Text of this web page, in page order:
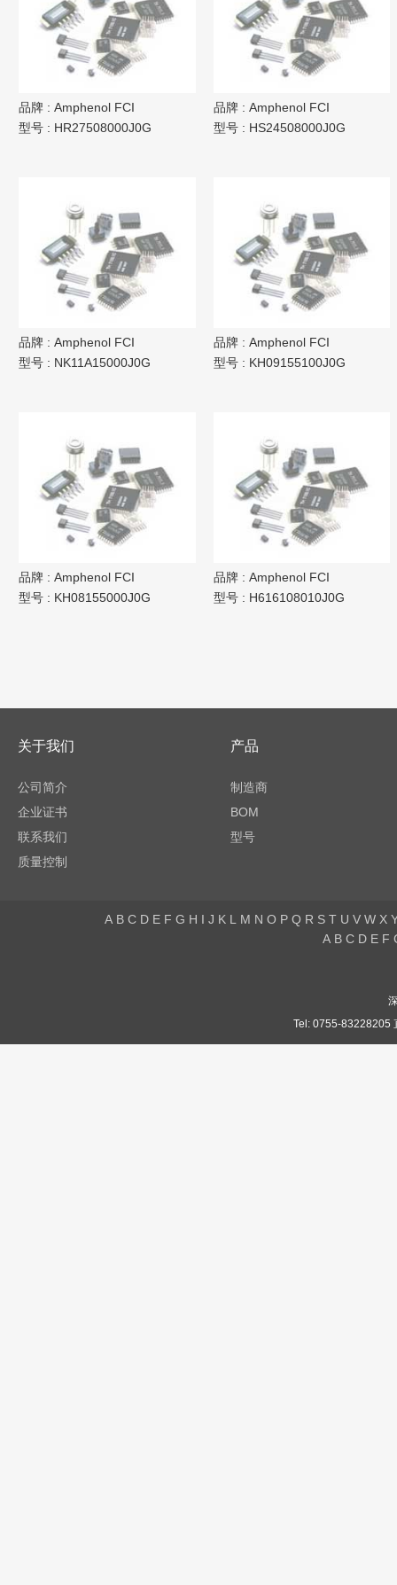
品牌 : Amphenol FCI
型号 : HR27508000J0G
品牌 : Amphenol FCI
型号 : HS24508000J0G
品牌 : Amphenol FCI
型号 : NK11A15000J0G
品牌 : Amphenol FCI
型号 : KH09155100J0G
品牌 : Amphenol FCI
型号 : KH08155000J0G
品牌 : Amphenol FCI
型号 : H616108010J0G
关于我们
公司简介
企业证书
联系我们
质量控制
产品
制造商
BOM
型号
A B C D E F G H I J K L M N O P Q R S T U V W X
A B C D E F
Tel: 0755-